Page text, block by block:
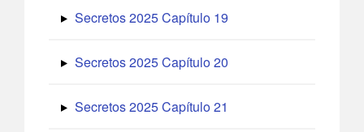
Secretos 2025 Capítulo 19
Secretos 2025 Capítulo 20
Secretos 2025 Capítulo 21